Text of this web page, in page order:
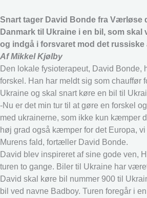
Snart tager David Bonde fra Værløse
Danmark til Ukraine i en bil, som skal
og indgå i forsvaret mod det russiske
Af Mikkel Kjølby
Den lokale fysioterapeut, David Bonde,
forskel. Han har meldt sig som chauffør
Ukraine og skal snart køre en bil til
-Nu er det min tur til at gøre en forskel
med ukrainerne, som ikke kun kæmper
høj grad også kæmper for det Europa,
Murens fald, fortæller David Bonde.
David blev inspireret af sine gode ven,
turen to gange. Biler til Ukraine har
David skal køre bil nummer 900 til
bil ved navne Badboy. Turen foregår i